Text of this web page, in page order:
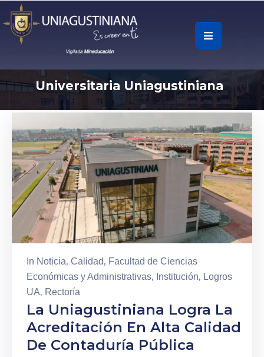
Accesos
La
Universidad
Oferta
Académica
Educación
Continua
Admisiones
Investigaciones
Universitaria Uniagustiniana
In Noticia‚ Calidad‚ Facultad de Ciencias
Económicas y Administrativas‚ Institución‚ Logros
UA‚ Rectoría
La Uniagustiniana Logra La
Acreditación En Alta Calidad
De Contaduría Pública